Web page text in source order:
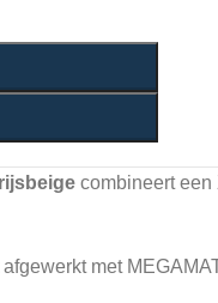
combineert een
met